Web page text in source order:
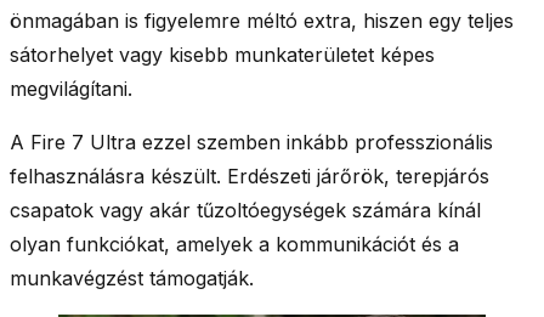
önmagában is figyelemre méltó extra, hiszen egy teljes
sátorhelyet vagy kisebb munkaterületet képes
megvilágítani.
A Fire 7 Ultra ezzel szemben inkább professzionális
felhasználásra készült. Erdészeti járőrök, terepjárós
csapatok vagy akár tűzoltóegységek számára kínál
olyan funkciókat, amelyek a kommunikációt és a
munkavégzést támogatják.